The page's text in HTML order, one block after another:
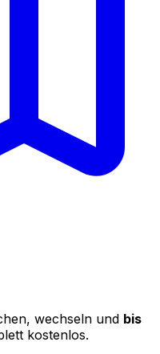
wechseln und bis
kostenlos.